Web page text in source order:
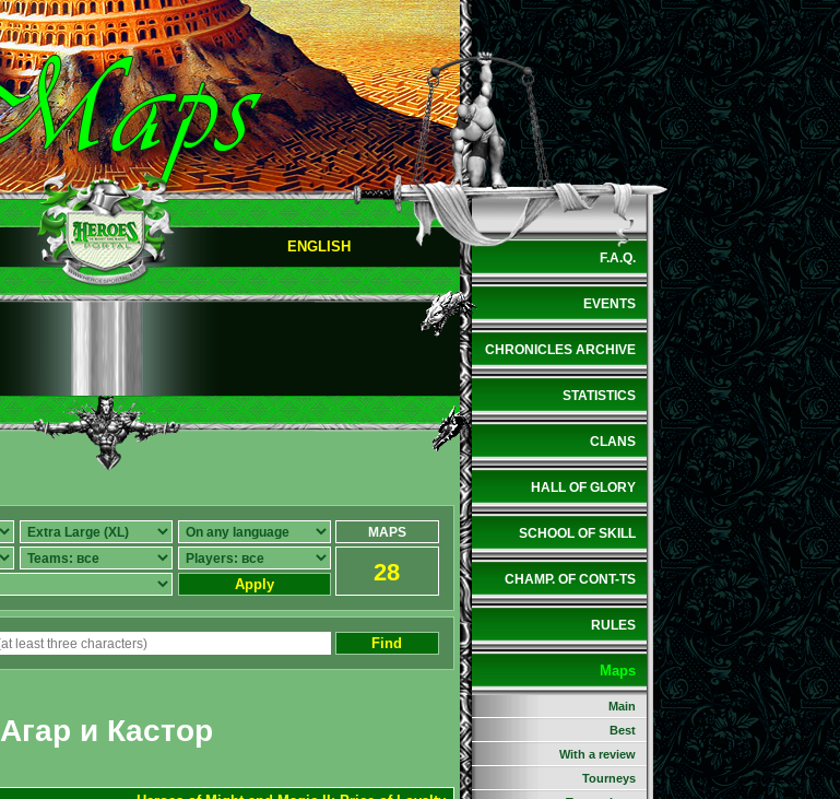
ENGLISH
Apply
MAPS
28
Find
Агар и Кастор
F.A.Q.
EVENTS
CHRONICLES ARCHIVE
STATISTICS
CLANS
HALL OF GLORY
SCHOOL OF SKILL
CHAMP. OF CONT-TS
RULES
Maps
Main
Best
With a review
Tourneys